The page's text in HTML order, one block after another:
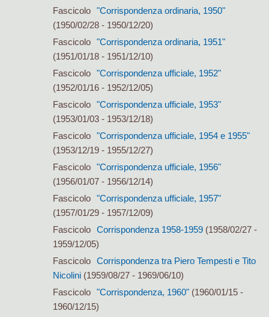
Fascicolo
"Corrispondenza ordinaria, 1950"
(1950/02/28 - 1950/12/20)
Fascicolo
"Corrispondenza ordinaria, 1951"
(1951/01/18 - 1951/12/10)
Fascicolo
"Corrispondenza ufficiale, 1952"
(1952/01/16 - 1952/12/05)
Fascicolo
"Corrispondenza ufficiale, 1953"
(1953/01/03 - 1953/12/18)
Fascicolo
"Corrispondenza ufficiale, 1954 e 1955"
(1953/12/19 - 1955/12/27)
Fascicolo
"Corrispondenza ufficiale, 1956"
(1956/01/07 - 1956/12/14)
Fascicolo
"Corrispondenza ufficiale, 1957"
(1957/01/29 - 1957/12/09)
Fascicolo
Corrispondenza 1958-1959(1958/02/27 -
1959/12/05)
Fascicolo
Corrispondenza tra Piero Tempesti e Tito
Nicolini(1959/08/27 - 1969/06/10)
Fascicolo
"Corrispondenza, 1960"(1960/01/15 -
1960/12/15)